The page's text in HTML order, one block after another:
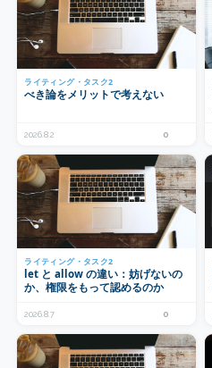
ライティング・タスク2
べき論をメリットで考えない
2026.8.2 0
ライティング・タスク2
let と allow の違い：妨げないの
か、権限をもって認めるのか
2026.8.7 0